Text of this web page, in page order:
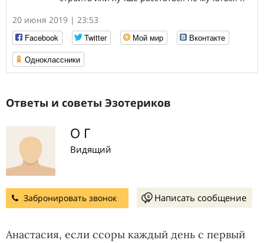
20 июня 2019 | 23:53
Facebook
Twitter Мой мир
Вконтакте
Одноклассники
Ответы и советы Эзотериков
О Г
Видящий
Забронировать звонок Написать сообщение
Анастасия, если ссоры каждый день с первый